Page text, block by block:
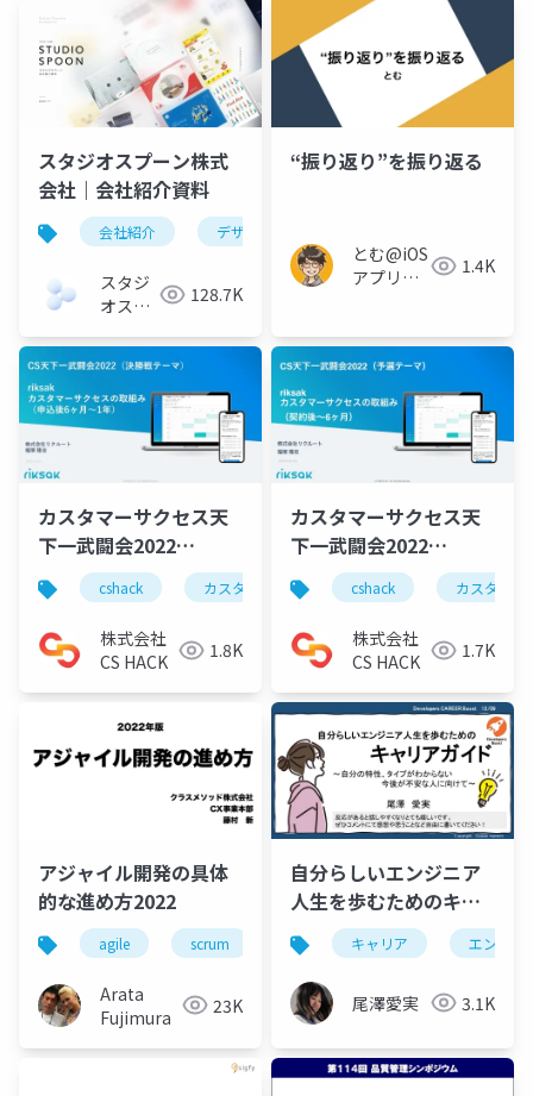
スタジオスプーン株式
会社｜会社紹介資料
会社紹介 デザイン
スタジ
オスプ
式会社
128.7K
“振り返り”を振り返る
とむ@iOS
アプリ開
1.4K
カスタマーサクセス天
下一武闘会2022
Presented by
Helpfeel リクルート
riksak 決勝
cshack カスタマーサクセス天下一武闘会 カスタ
株式会社
CS HACK
1.8K
カスタマーサクセス天
下一武闘会2022
Presented by
Helpfeel リクルート
riksak 予選
cshack カスタマー
株式会社
CS HACK
1.7K
アジャイル開発の具体
的な進め方2022
agile scrum vietnam modern-offshore
Arata
Fujimura
23K
自分らしいエンジニア
人生を歩むためのキャ
リアガイド
キャリア エンジニ
尾澤愛実 3.1K